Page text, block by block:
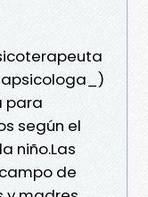
para
según el
niño.Las
de